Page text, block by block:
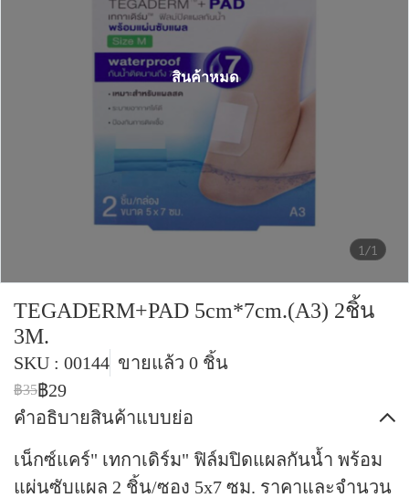
1/1
สินค้าหมด
TEGADERM+PAD 5cm*7cm.(A3) 2ชิ้น
3M.
SKU : 00144 ขายแล้ว 0 ชิ้น
฿35฿29
คำอธิบายสินค้าแบบย่อ
เน็กซ์แคร์" เทกาเดิร์ม" ฟิล์มปิดแผลกันน้ำ พร้อม
แผ่นซับแผล 2 ชิ้น/ซอง 5x7 ซม. ราคาและจำนวน